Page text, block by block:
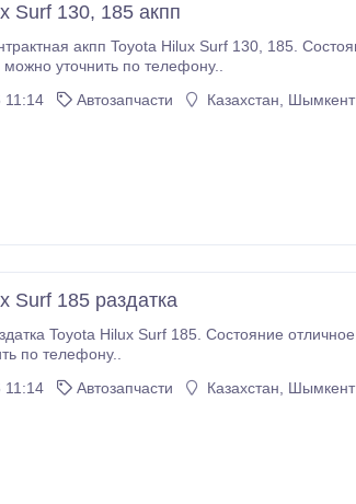
Surf 130, 185 акпп
отличное, есть гарантия. Есть отправка в регионы, подробную
уточнить по телефону..
11:14
Автозапчасти Казахстан, Шымкент
Surf 185 раздатка
в регионы, подробную информацию
по телефону..
11:14
Автозапчасти Казахстан, Шымкент